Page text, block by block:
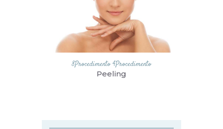
8Procedimento 4Procedimento
Peeling